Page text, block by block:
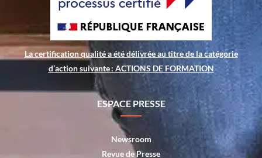
La certification qualité a été délivrée au titre de la catégorie
d’action suivante : ACTIONS DE FORMATION
ESPACE PRESSE
Newsroom
Revue de Presse